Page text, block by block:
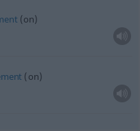
(on)
(on)